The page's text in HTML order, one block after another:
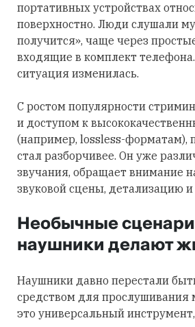
портативных устройствах
поверхностно. Люди слушали
получится», чаще через
входящие в комплект
ситуация изменилась.
С ростом популярности
и доступом к
(например, lossless-форматам),
стал разборчивее. Он уже
звучания, обращает внимание
звуковой сцены, детализацию и
Необычные
наушники делают
Наушники давно перестали
средством для прослушивания
это универсальный